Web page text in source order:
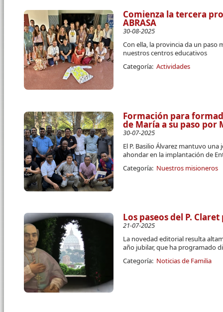
Comienza la tercera
ABRASA
30-08-2025
Con ella, la provincia da un paso
nuestros centros educativos
Categoría: Actividades
Formación para
de María a su paso por
30-07-2025
El P. Basilio Álvarez mantuvo
ahondar en la implantación de
Categoría: Nuestros misioneros
Los paseos del P.
21-07-2025
La novedad editorial resulta
año jubilar, que ha programado
Categoría: Noticias de Familia